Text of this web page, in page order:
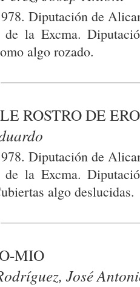
Diputación de
de la Excma.
algo rozado.
ROSTRO DE
Diputación de
de la Excma.
algo deslucidas.
MIO
José